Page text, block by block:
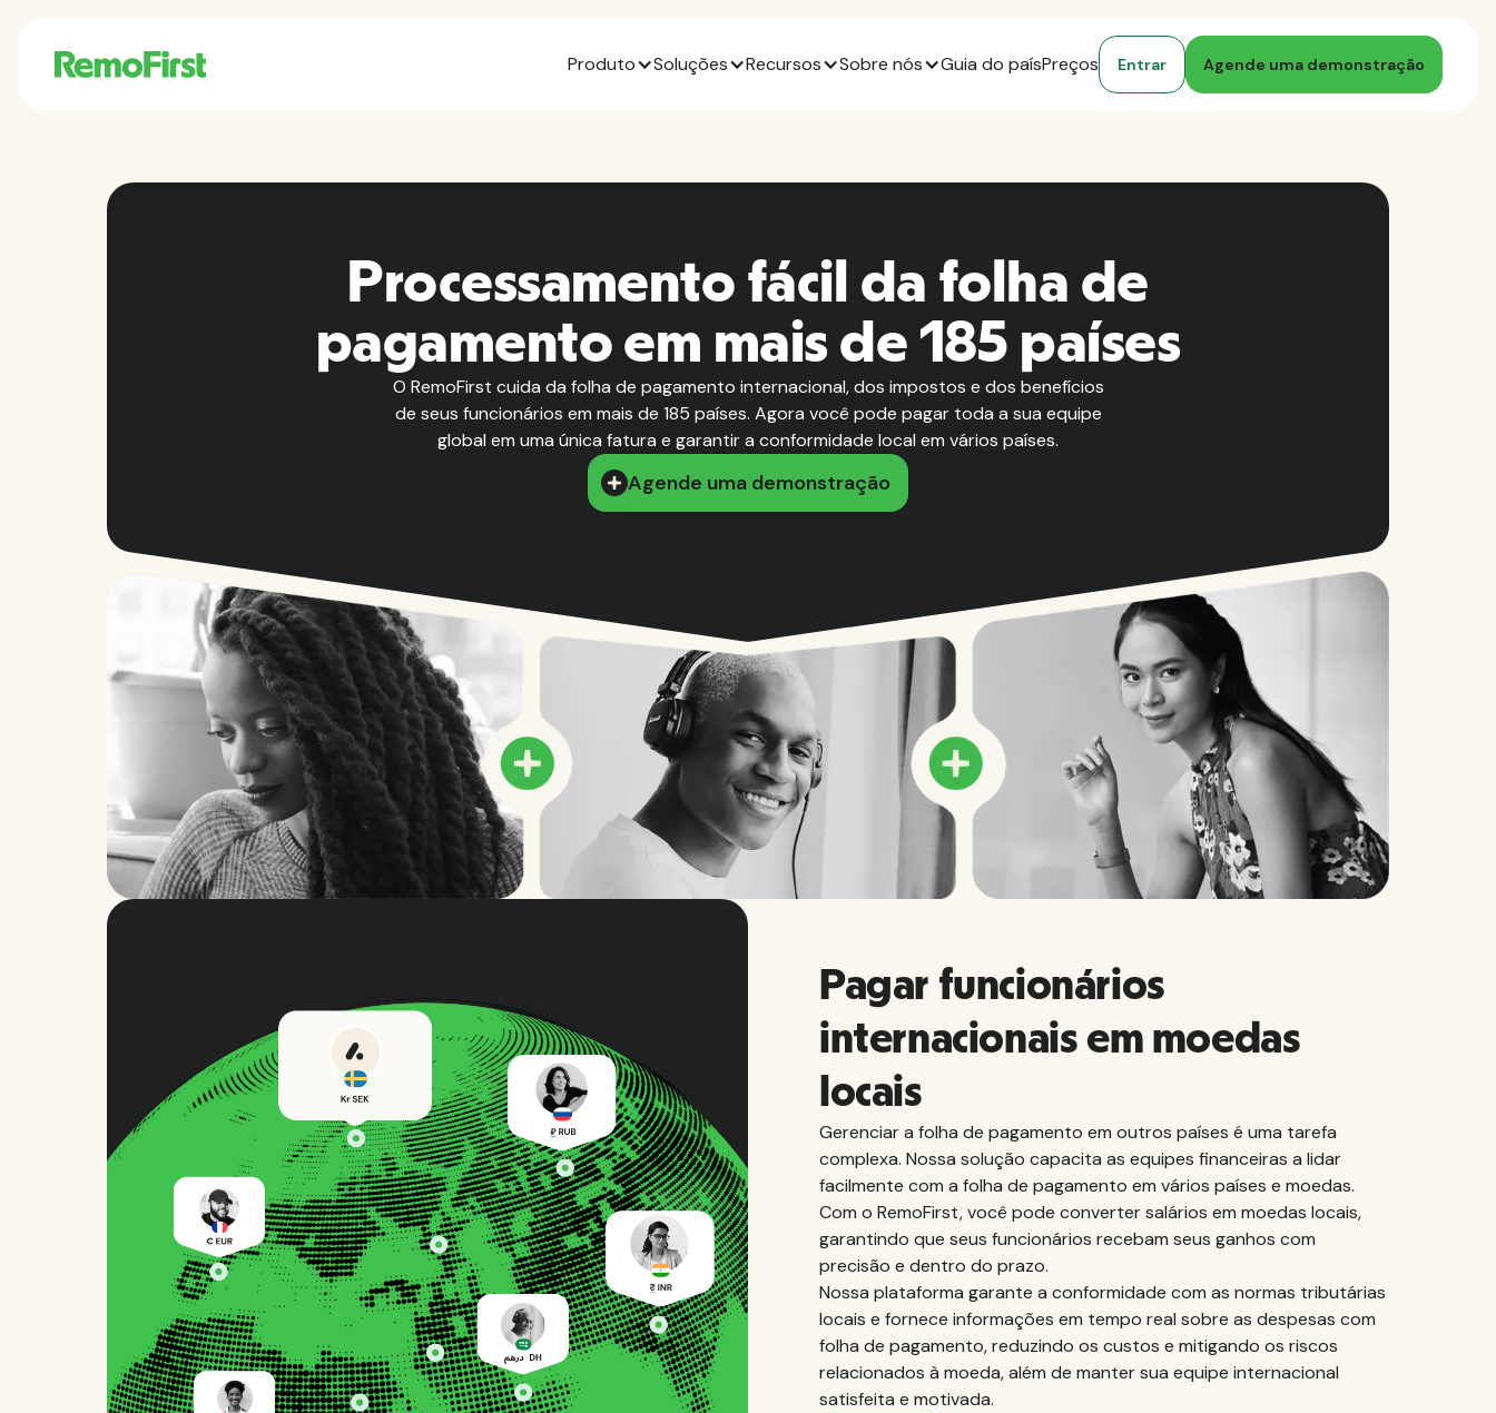
Produto Soluções Recursos Sobre nós Guia do paísPreços Entrar Agende uma demonstração
Processamento fácil da folha de
pagamento em mais de 185 países
O RemoFirst cuida da folha de pagamento internacional, dos impostos e dos benefícios
de seus funcionários em mais de 185 países. Agora você pode pagar toda a sua equipe
global em uma única fatura e garantir a conformidade local em vários países.
Agende uma demonstração
Pagar funcionários
internacionais em moedas
locais
Gerenciar a folha de pagamento em outros países é uma tarefa
complexa. Nossa solução capacita as equipes financeiras a lidar
facilmente com a folha de pagamento em vários países e moedas.
Com o RemoFirst, você pode converter salários em moedas locais,
garantindo que seus funcionários recebam seus ganhos com
precisão e dentro do prazo.
Nossa plataforma garante a conformidade com as normas tributárias
locais e fornece informações em tempo real sobre as despesas com
folha de pagamento, reduzindo os custos e mitigando os riscos
relacionados à moeda, além de manter sua equipe internacional
satisfeita e motivada.